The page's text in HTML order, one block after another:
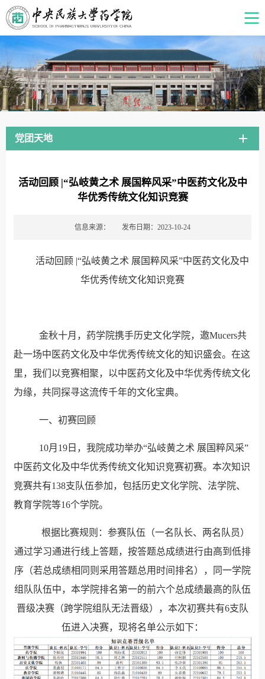
党团天地
活动回顾 |“弘岐黄之术 展国粹风采”中医药文化及中
华优秀传统文化知识竞赛
信息来源： 发布日期：2023-10-24
活动回顾 |“弘岐黄之术 展国粹风采”中医药文化及中
华优秀传统文化知识竞赛
金秋十月，药学院携手历史文化学院，邀Mucers共
赴一场中医药文化及中华优秀传统文化的知识盛会。在这
里，我们以竞赛相聚，以中医药文化及中华优秀传统文化
为缘，共同探寻这流传千年的文化宝典。
一、初赛回顾
10月19日，我院成功举办“弘岐黄之术 展国粹风采”
中医药文化及中华优秀传统文化知识竞赛初赛。本次知识
竞赛共有138支队伍参加，包括历史文化学院、法学院、
教育学院等16个学院。
根据比赛规则：参赛队伍（一名队长、两名队员）
通过学习通进行线上答题，按答题总成绩进行由高到低排
序（若总成绩相同则采用答题总用时间排名），同一学院
组队队伍中，本学院排名第一的前六个总成绩最高的队伍
晋级决赛（跨学院组队无法晋级），本次初赛共有6支队
伍进入决赛，现将名单公示如下：